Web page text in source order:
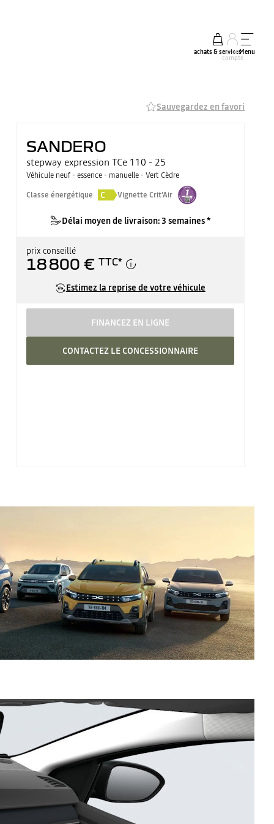
achats & services
mon
compte
Menu
Sauvegardez en favori
SANDERO
stepway expression TCe 110 - 25
Véhicule neuf - essence - manuelle - Vert Cèdre
Classe énergétique
C Vignette Crit'Air
Délai moyen de livraison: 3 semaines *
prix conseillé
18 800 € TTC*
Estimez la reprise de votre véhicule
FINANCEZ EN LIGNE
CONTACTEZ LE CONCESSIONNAIRE